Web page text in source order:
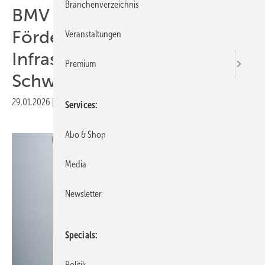
BMV startet
Förderprogramm für H2-
Infrastruktur im
Schwerlastverkehr
29.01.2026 Druckvorschau
Branchenverzeichnis
Veranstaltungen
Premium
Services
Abo & Shop
Media
Newsletter
Specials